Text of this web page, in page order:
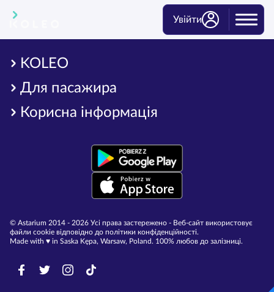
Увійти
KOLEO
Для пасажира
Корисна інформація
© Astarium 2014 - 2026 Усі права застережено - Веб-сайт використовує
файли cookie відповідно до політики конфіденційності.
Made with ♥︎ in Saska Kępa, Warsaw, Poland. 100% любов до залізниці.